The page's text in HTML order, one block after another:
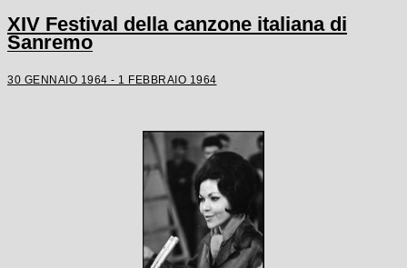
XIV Festival della canzone italiana di
Sanremo
30 GENNAIO 1964 - 1 FEBBRAIO 1964